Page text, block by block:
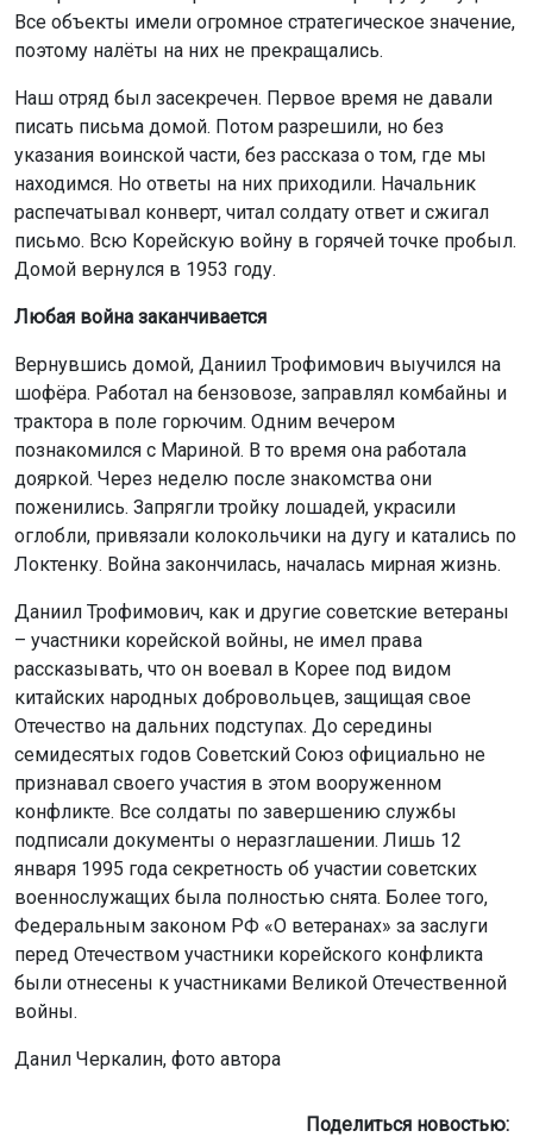
Все объекты имели огромное стратегическое значение,
поэтому налёты на них не прекращались.
Наш отряд был засекречен. Первое время не давали
писать письма домой. Потом разрешили, но без
указания воинской части, без рассказа о том, где мы
находимся. Но ответы на них приходили. Начальник
распечатывал конверт, читал солдату ответ и сжигал
письмо. Всю Корейскую войну в горячей точке пробыл.
Домой вернулся в 1953 году.
Любая война заканчивается
Вернувшись домой, Даниил Трофимович выучился на
шофёра. Работал на бензовозе, заправлял комбайны и
трактора в поле горючим. Одним вечером
познакомился с Мариной. В то время она работала
дояркой. Через неделю после знакомства они
поженились. Запрягли тройку лошадей, украсили
оглобли, привязали колокольчики на дугу и катались по
Локтенку. Война закончилась, началась мирная жизнь.
Даниил Трофимович, как и другие советские ветераны
– участники корейской войны, не имел права
рассказывать, что он воевал в Корее под видом
китайских народных добровольцев, защищая свое
Отечество на дальних подступах. До середины
семидесятых годов Советский Союз официально не
признавал своего участия в этом вооруженном
конфликте. Все солдаты по завершению службы
подписали документы о неразглашении. Лишь 12
января 1995 года секретность об участии советских
военнослужащих была полностью снята. Более того,
Федеральным законом РФ «О ветеранах» за заслуги
перед Отечеством участники корейского конфликта
были отнесены к участниками Великой Отечественной
войны.
Данил Черкалин, фото автора
Поделиться новостью: